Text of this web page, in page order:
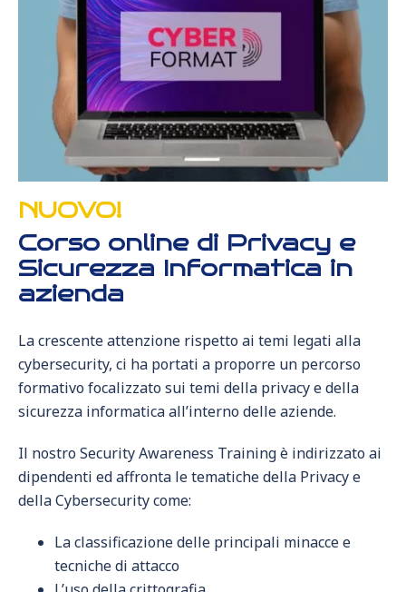
NUOVO!
Corso online di Privacy e
Sicurezza Informatica in
azienda
La crescente attenzione rispetto ai temi legati alla
cybersecurity, ci ha portati a proporre un percorso
formativo focalizzato sui temi della privacy e della
sicurezza informatica all’interno delle aziende.
Il nostro Security Awareness Training è indirizzato ai
dipendenti ed affronta le tematiche della Privacy e
della Cybersecurity come:
La classificazione delle principali minacce e
tecniche di attacco